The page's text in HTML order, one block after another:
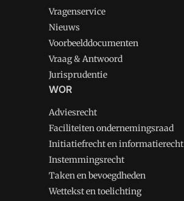
Vragenservice
Nieuws
Voorbeelddocumenten
Vraag & Antwoord
Jurisprudentie
WOR
Adviesrecht
Faciliteiten ondernemingsraad
Initiatiefrecht en informatierecht
Instemmingsrecht
Taken en bevoegdheden
Wettekst en toelichting